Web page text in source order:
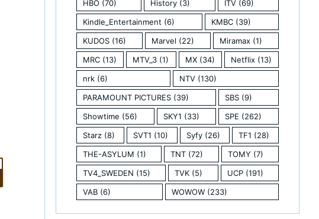
HBO (70) History (3) ITV(69)
Kindle_Entertainment (6) KMBC (39)
KUDOS (16) Marvel (22) Miramax (1)
MRC (13) MTV_3 (1) MX(34) Netflix(13)
nrk (6) NTV(130)
PARAMOUNT PICTURES (39) SBS(9)
Showtime (56) SKY1 (33) SPE (262)
Starz (8) SVT1 (10) Syfy (26) TF1 (28)
THE-ASYLUM (1) TNT (72) TOMY (7)
TV4_SWEDEN (15) TVK (5) UCP(191)
VAB (6) WOWOW(233)